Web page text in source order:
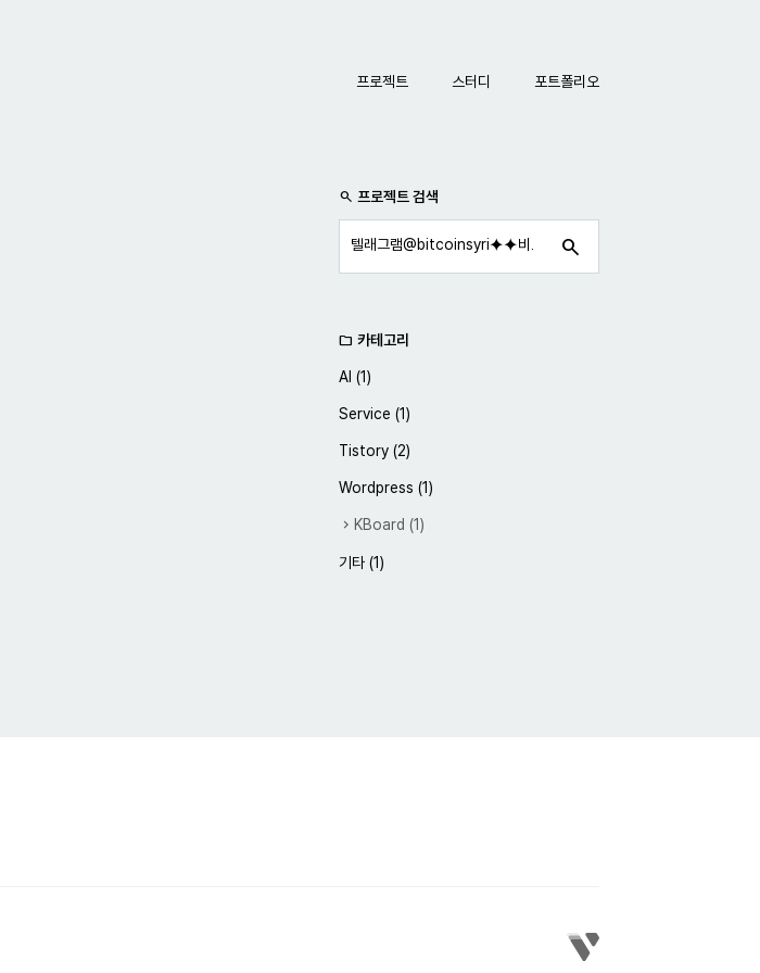
네비게이션
프로젝트 스터디 포트폴리오
사이드바
search 프로젝트 검색
search
folder 카테고리
AI (1)
Service (1)
Tistory (2)
Wordpress (1)
KBoard (1)
기타 (1)